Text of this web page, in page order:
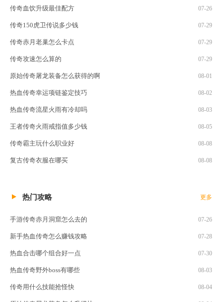
传奇血饮升级最佳配方 07-26
传奇150虎卫传说多少钱 07-29
传奇赤月老巢怎么卡点 07-29
传奇攻速怎么算的 07-29
原始传奇屠龙装备怎么获得的啊 08-01
热血传奇幸运项链鉴定技巧 08-02
热血传奇流星火雨有冷却吗 08-03
王者传奇火雨戒指值多少钱 08-05
传奇霸主玩什么职业好 08-08
复古传奇衣服在哪买 08-08
热门攻略 更多
手游传奇赤月洞窟怎么去的 07-26
新手热血传奇怎么赚钱攻略 07-28
热血合击哪个组合好一点 07-30
热血传奇野外boss有哪些 08-03
传奇用什么技能抢怪快 08-04